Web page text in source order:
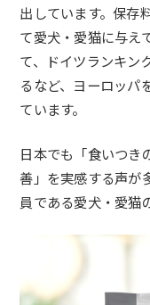
出しています。保存
て愛犬・ 愛猫に与え
て、
ドイツランキン
るなど、 ヨーロッパ
ています。
日本でも「食いつき
善」 を実感する声が
員である愛犬・ 愛猫